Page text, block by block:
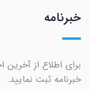
خبرنامه
برای اطلاع از
خبرنامه ثبت نمایید.